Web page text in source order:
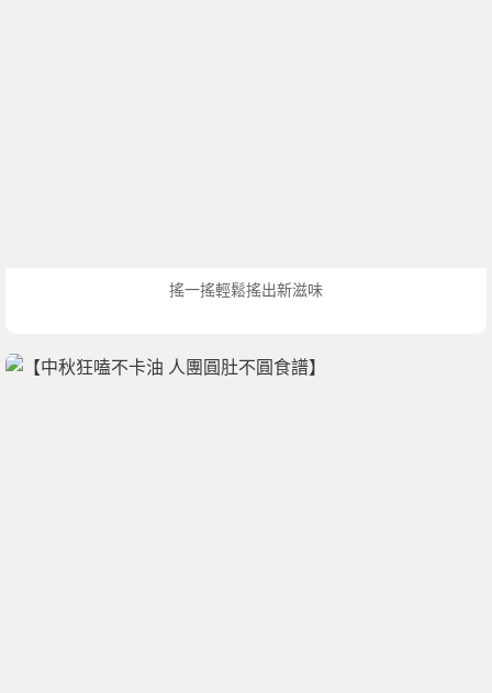
搖一搖輕鬆搖出新滋味